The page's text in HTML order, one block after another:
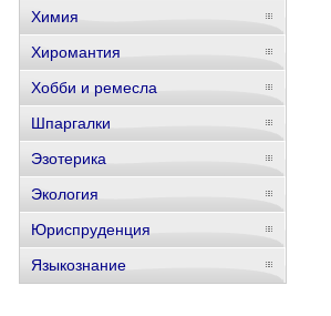
Химия
Хиромантия
Хобби и ремесла
Шпаргалки
Эзотерика
Экология
Юриспруденция
Языкознание